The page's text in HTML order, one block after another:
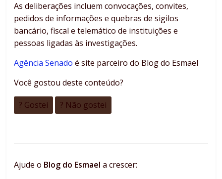
As deliberações incluem convocações, convites,
pedidos de informações e quebras de sigilos
bancário, fiscal e telemático de instituições e
pessoas ligadas às investigações.
Agência Senado é site parceiro do Blog do Esmael
Você gostou deste conteúdo?
? Gostei ? Não gostei
Ajude o Blog do Esmael a crescer: